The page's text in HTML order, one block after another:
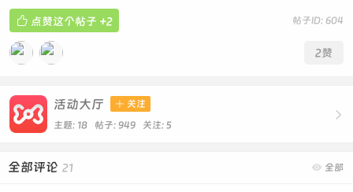
帖子ID: 604
 点赞这个帖子 +2
2赞

活动大厅  关注
主题: 18 帖子: 949 关注: 5
 全部
全部评论 21